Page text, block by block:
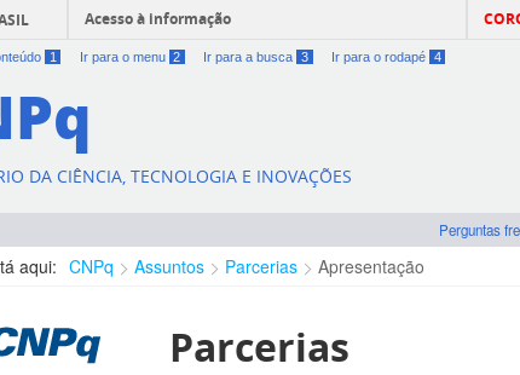
Acesso à informação
1 Ir para o menu 2 Ir para a busca 3 Ir para o rodapé 4
DA CIÊNCIA, TECNOLOGIA E INOVAÇÕES
Perguntas
aqui: CNPq Assuntos Parcerias Apresentação
Parcerias